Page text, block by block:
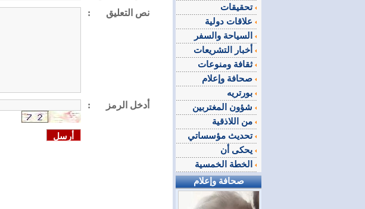
:
نص التعليق
: أدخل الرمز
تحقيقات
ثقافة ومنوعات
تحديث مؤسساتي
صحافة وإعلام